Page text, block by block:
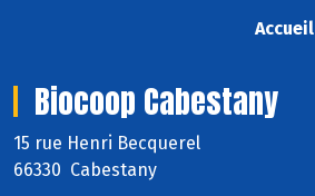
Accueil
Biocoop Cabestany
15 rue Henri Becquerel
66330 Cabestany